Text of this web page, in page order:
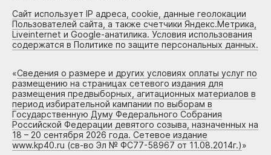
Сайт использует IP адреса, cookie, данные геолокации
Пользователей сайта, а также счетчики Яндекс.Метрика,
Liveinternet и Google-анатилика. Условия использования
содержатся в Политике по защите персональных данных.
«Сведения о размере и других условиях оплаты услуг по
размещению на страницах сетевого издания для
размещения предвыборных, агитационных материалов в
период избирательной кампании по выборам в
Государственную Думу Федерального Собрания
Российской Федерации девятого созыва, назначенных на
18 – 20 сентября 2026 года. Сетевое издание
www.kp40.ru (св-во Эл № ФС77-58967 от 11.08.2014г.)»